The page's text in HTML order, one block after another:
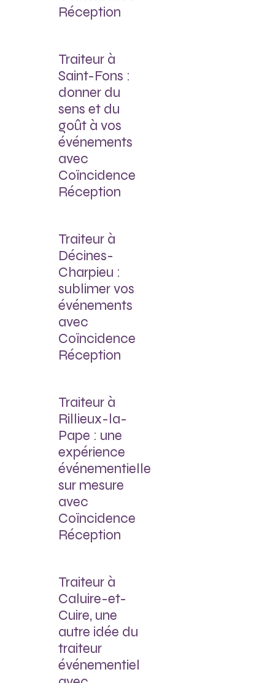
Réception
Traiteur à
Saint-Fons :
donner du
sens et du
goût à vos
événements
avec
Coïncidence
Réception
Traiteur à
Décines-
Charpieu :
sublimer vos
événements
avec
Coïncidence
Réception
Traiteur à
Rillieux-la-
Pape : une
expérience
événementielle
sur mesure
avec
Coïncidence
Réception
Traiteur à
Caluire-et-
Cuire, une
autre idée du
traiteur
événementiel